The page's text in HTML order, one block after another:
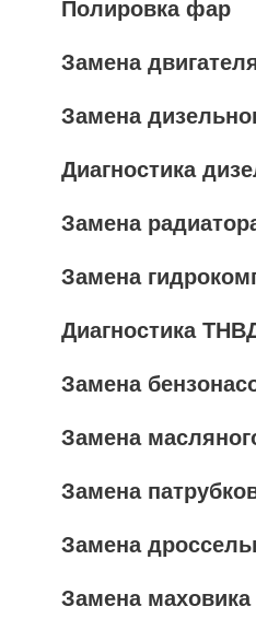
Полировка фар
Замена
Замена
Диагностика
Замена
Замена
Диагностика
Замена
Замена
Замена
Замена
Замена маховика